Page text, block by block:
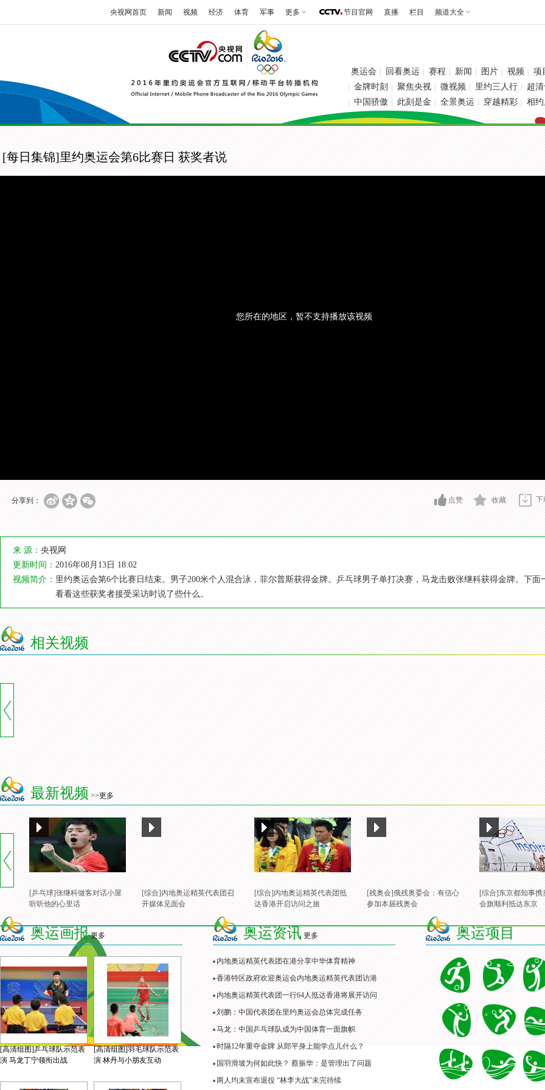
央视网首页 新闻 视频 经济 体育 军事 更多 节目官网 直播 栏目 频道大全
奥运会 回看奥运 赛程 新闻 图片 视频 项
金牌时刻 聚焦央视 微视频 里约三人行 超
中国骄傲 此刻是金 全景奥运 穿越精彩 相
[每日集锦]里约奥运会第6比赛日 获奖者说
您所在的地区，暂不支持播放该视频
分享到： 点赞 收藏 下
来 源： 央视网
更新时间： 2016年08月13日 18:02
视频简介： 里约奥运会第6个比赛日结束。男子200米个人混合泳，菲尔普斯获得金牌。乒乓球男子单打决赛，马龙击败张继科获得金牌。下面
看看这些获奖者接受采访时说了些什么。
相关视频
最新视频 >>更多
[乒乓球]张继科做客对话小屋
听听他的心里话
[综合]内地奥运精英代表团召
开媒体见面会
[综合]内地奥运精英代表团抵
达香港开启访问之旅
[残奥会]俄残奥委会：有信心
参加本届残奥会
[综合]东京都知事携
会旗顺利抵达东京
奥运画报 更多
[高清组图]乒乓球队示范表
演 马龙丁宁领衔出战
[高清组图]羽毛球队示范表
演 林丹与小朋友互动
奥运资讯 更多
内地奥运精英代表团在港分享中华体育精神
香港特区政府欢迎奥运会内地奥运精英代表团访港
内地奥运精英代表团一行64人抵达香港将展开访问
刘鹏：中国代表团在里约奥运会总体完成任务
马龙：中国乒乓球队成为中国体育一面旗帜
时隔12年重夺金牌 从郎平身上能学点儿什么？
国羽滑坡为何如此快？ 蔡振华：是管理出了问题
两人均未宣布退役 “林李大战”未完待续
奥运项目